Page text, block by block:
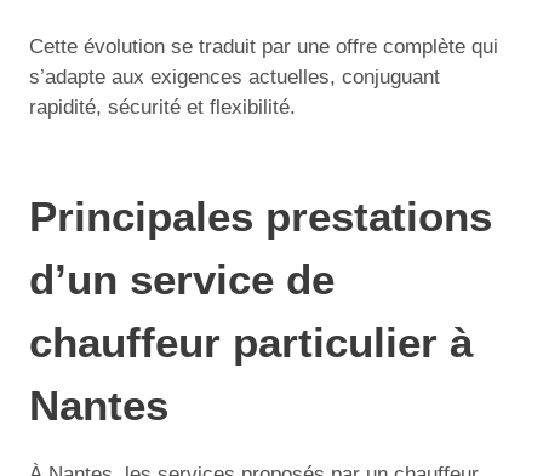
Cette évolution se traduit par une offre complète qui
s’adapte aux exigences actuelles, conjuguant
rapidité, sécurité et flexibilité.
Principales prestations
d’un service de
chauffeur particulier à
Nantes